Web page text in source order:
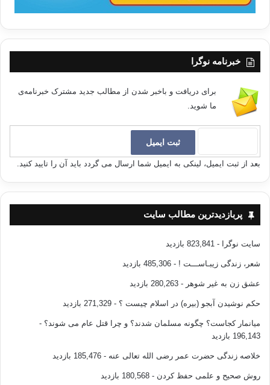
خبرنامه نوگرا
برای دریافت و باخبر شدن از مطالب جدید مشترک خبرنامه‌ی
ما شوید.
بعد از ثبت ایمیل، لینکی به ایمیل شما ارسال می گردد باید آن را تایید کنید.
پربازدیدترین مطالب سایت
سایت نوگرا - 823,841 بازدید
شعر، زندگی زیبـاســـت ! - 485,306 بازدید
عشق زن به غیر شوهر - 280,263 بازدید
حکم نوشیدن آبجو (بیره) در اسلام چیست ؟ - 271,329 بازدید
میانمار کجاست؟ چگونه مسلمان شدند؟ و چرا قتل عام می شوند؟ -
196,143 بازدید
خلاصه زندگی حضرت عمر رضی الله تعالی عنه - 185,476 بازدید
روش صحیح و علمی حفظ کردن - 180,568 بازدید